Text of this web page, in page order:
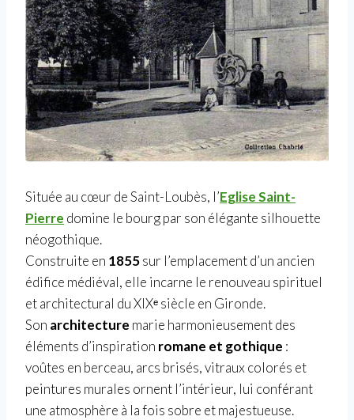
Située au cœur de Saint-Loubès, l’Eglise Saint-
Pierre domine le bourg par son élégante silhouette
néogothique.
Construite en 1855sur l’emplacement d’un ancien
édifice médiéval, elle incarne le renouveau spirituel
et architectural du XIXᵉ siècle en Gironde.
Son architecture marie harmonieusement des
éléments d’inspiration romane et gothique :
voûtes en berceau, arcs brisés, vitraux colorés et
peintures murales ornent l’intérieur, lui conférant
une atmosphère à la fois sobre et majestueuse.